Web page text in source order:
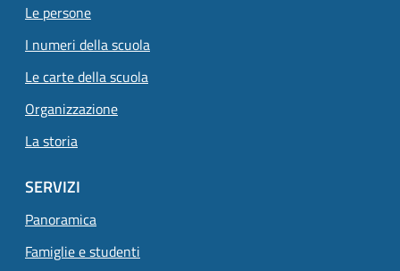
Le persone
I numeri della scuola
Le carte della scuola
Organizzazione
La storia
SERVIZI
Panoramica
Famiglie e studenti